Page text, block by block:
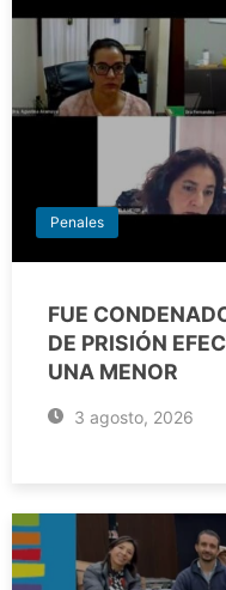
Penales
FUE
DE PRISIÓN
UNA MENOR
3 agosto, 2026